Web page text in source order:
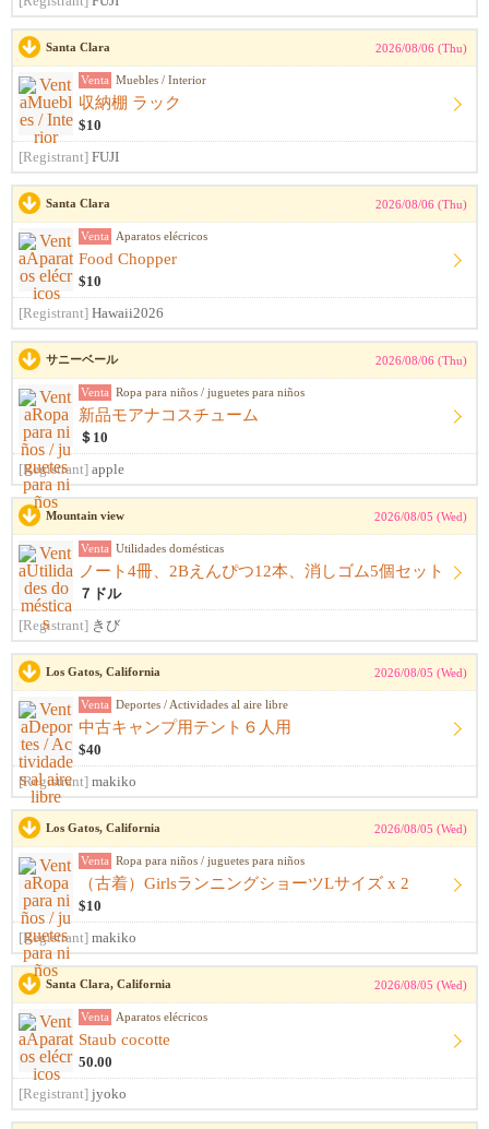
Santa Clara 2026/08/06 (Thu)
Venta Muebles / Interior
収納棚 ラック
$10
[Registrant] FUJI
Santa Clara 2026/08/06 (Thu)
Venta Aparatos elécricos
Food Chopper
$10
[Registrant] Hawaii2026
サニーベール 2026/08/06 (Thu)
Venta Ropa para niños / juguetes para niños
新品モアナコスチューム
＄10
[Registrant] apple
Mountain view 2026/08/05 (Wed)
Venta Utilidades domésticas
ノート4冊、2Bえんぴつ12本、消しゴム5個セット
７ドル
[Registrant] きび
Los Gatos, California 2026/08/05 (Wed)
Venta Deportes / Actividades al aire libre
中古キャンプ用テント６人用
$40
[Registrant] makiko
Los Gatos, California 2026/08/05 (Wed)
Venta Ropa para niños / juguetes para niños
（古着）GirlsランニングショーツLサイズ x 2
$10
[Registrant] makiko
Santa Clara, California 2026/08/05 (Wed)
Venta Aparatos elécricos
Staub cocotte
50.00
[Registrant] jyoko